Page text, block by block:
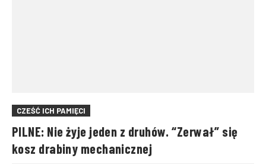
CZEŚĆ ICH PAMIĘCI
PILNE: Nie żyje jeden z druhów. “Zerwał” się
kosz drabiny mechanicznej